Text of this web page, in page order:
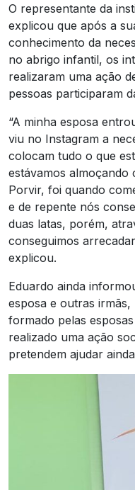
O representante da
explicou que após a
conhecimento da
no abrigo infantil, os
realizaram uma ação
pessoas participaram
“A minha esposa
viu no Instagram a
colocam tudo o que
estávamos almoçando
Porvir, foi quando
e de repente nós
duas latas, porém,
conseguimos
explicou.
Eduardo ainda
esposa e outras
formado pelas
realizado uma ação
pretendem ajudar